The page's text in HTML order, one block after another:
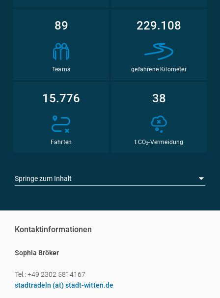
89
Teams
229.108
gefahrene Kilometer
15.776
Fahrten
38
t CO2-Vermeidung
Springe zum Inhalt
Kontaktinformationen
Sophia Bröker
Tel.: +49 2302 5814167
stadtradeln (at) stadt-witten.de